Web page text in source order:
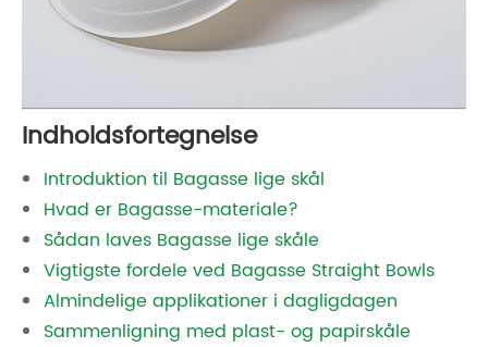
Indholdsfortegnelse
Introduktion til Bagasse lige skål
Hvad er Bagasse-materiale?
Sådan laves Bagasse lige skåle
Vigtigste fordele ved Bagasse Straight Bowls
Almindelige applikationer i dagligdagen
Sammenligning med plast- og papirskåle